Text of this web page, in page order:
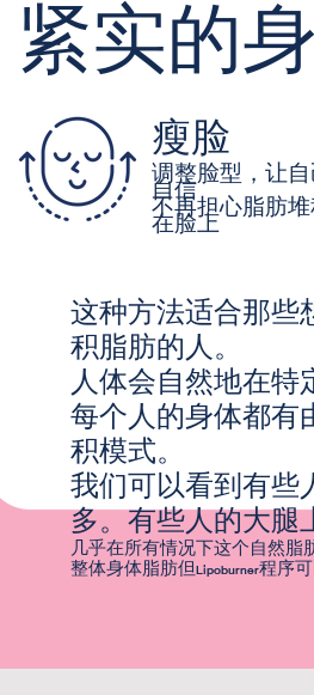
紧实的
这种方法适合那些
积脂肪的人。
人体会自然地在特
每个人的身体都有
积模式。
我们可以看到有些
多。有些人的大腿
几乎在所有情况下这个自然脂
整体身体脂肪但Lipoburner程序
瘦脸
调整脸型，让
自信
不再担心脂肪
在脸上